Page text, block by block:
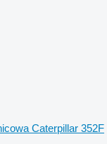
Caterpillar 352F